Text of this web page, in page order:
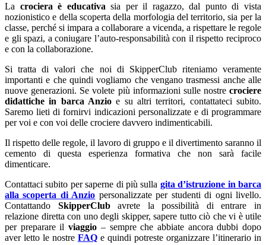
La crociera è educativa sia per il ragazzo, dal punto di vista
nozionistico e della scoperta della morfologia del territorio, sia per la
classe, perché si impara a collaborare a vicenda, a rispettare le regole
e gli spazi, a coniugare l’auto-responsabilità con il rispetto reciproco
e con la collaborazione.
Si tratta di valori che noi di SkipperClub riteniamo veramente
importanti e che quindi vogliamo che vengano trasmessi anche alle
nuove generazioni. Se volete più informazioni sulle nostre crociere
didattiche in barca Anzio e su altri territori, contattateci subito.
Saremo lieti di fornirvi indicazioni personalizzate e di programmare
per voi e con voi delle crociere davvero indimenticabili.
Il rispetto delle regole, il lavoro di gruppo e il divertimento saranno il
cemento di questa esperienza formativa che non sarà facile
dimenticare.
Contattaci subito per saperne di più sulla gita d’istruzione in barca
alla scoperta di Anzio personalizzate per studenti di ogni livello.
Contattando SkipperClubavrete la possibilità di entrare in
relazione diretta con uno degli skipper, sapere tutto ciò che vi è utile
per preparare ilviaggio – sempre che abbiate ancora dubbi dopo
aver letto le nostre FAQ e quindi potreste organizzare l’itinerario in